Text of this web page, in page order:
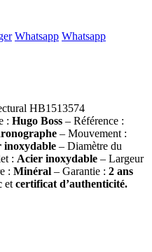
Whatsapp Whatsapp
HB1513574
: Hugo Boss – Référence :
– Mouvement :
inoxydable – Diamètre du
: Acier inoxydable – Largeur
: Minéral – Garantie : 2 ans
et certificat d’authenticité.